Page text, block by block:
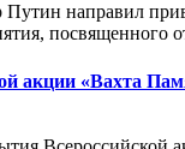
направил
посвященного
акции «Вахта